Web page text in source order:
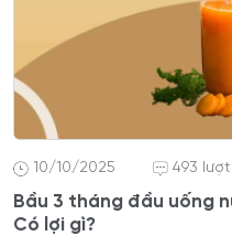
10/10/2025 493
Bầu 3 tháng đầu uống
Có lợi gì?